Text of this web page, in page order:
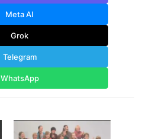
Meta AI
Grok
Telegram
WhatsApp